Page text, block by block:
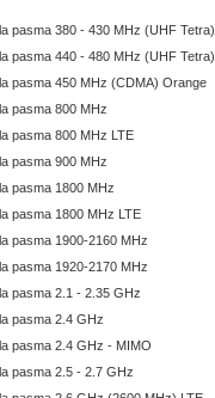
pasma 380 - 430 MHz (UHF Tetra)
pasma 440 - 480 MHz (UHF Tetra)
pasma 450 MHz (CDMA) Orange
pasma 800 MHz
pasma 800 MHz LTE
pasma 900 MHz
pasma 1800 MHz
pasma 1800 MHz LTE
pasma 1900-2160 MHz
pasma 1920-2170 MHz
pasma 2.1 - 2.35 GHz
pasma 2.4 GHz
pasma 2.4 GHz - MIMO
pasma 2.5 - 2.7 GHz